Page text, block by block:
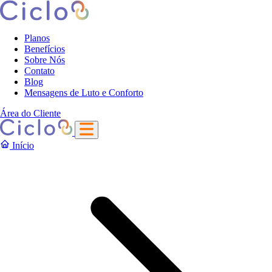
Planos
Benefícios
Sobre Nós
Contato
Blog
Mensagens de Luto e Conforto
Área do Cliente
Início